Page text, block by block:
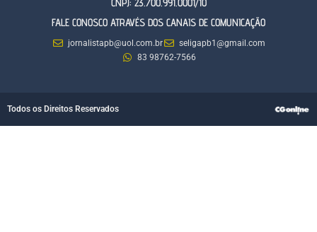
CNPJ: 23.700.991.0001/10
FALE CONOSCO ATRAVÉS DOS CANAIS DE COMUNICAÇÃO
jornalistapb@uol.com.br
seligapb1@gmail.com
83 98762-7566
Todos os Direitos Reservados